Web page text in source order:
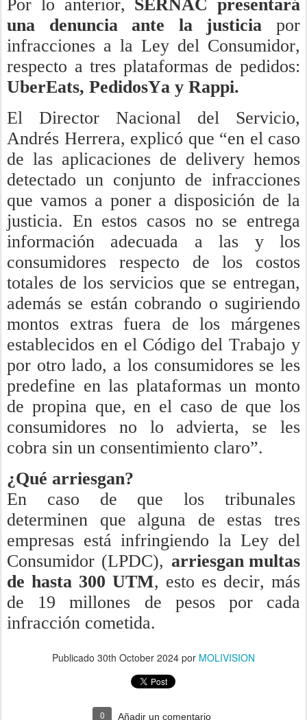
Por lo anterior, SERNAC presentará
una denuncia ante la justicia por
infracciones a la Ley del Consumidor,
respecto a tres plataformas de pedidos:
UberEats, PedidosYa y Rappi.
El Director Nacional del Servicio,
Andrés Herrera, explicó que “en el caso
de las aplicaciones de delivery hemos
detectado un conjunto de infracciones
que vamos a poner a disposición de la
justicia. En estos casos no se entrega
información adecuada a las y los
consumidores respecto de los costos
totales de los servicios que se entregan,
además se están cobrando o sugiriendo
montos extras fuera de los márgenes
establecidos en el Código del Trabajo y
por otro lado, a los consumidores se les
predefine en las plataformas un monto
de propina que, en el caso de que los
consumidores no lo advierta, se les
cobra sin un consentimiento claro”.
¿Qué arriesgan?
En caso de que los tribunales
determinen que alguna de estas tres
empresas está infringiendo la Ley del
Consumidor (LPDC), arriesgan multas
de hasta 300 UTM, esto es decir, más
de 19 millones de pesos por cada
infracción cometida.
Publicado 30th October 2024 por MOLIVISION
0 Añadir un comentario